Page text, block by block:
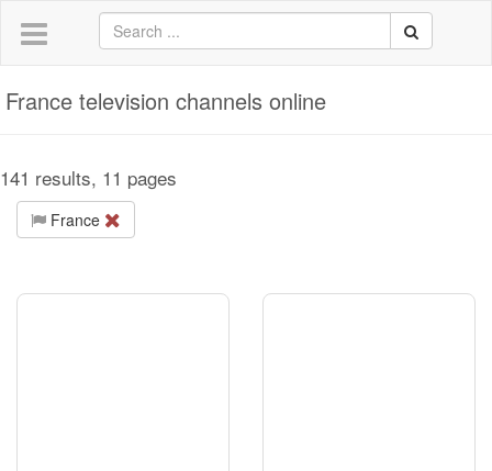
France television channels online
141 results, 11 pages
France